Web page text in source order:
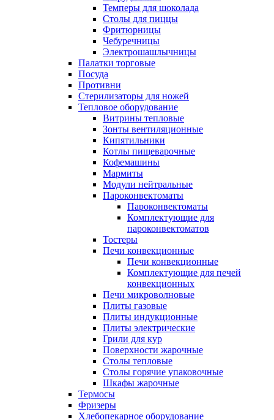
Темперы для шоколада
Столы для пиццы
Фритюрницы
Чебуречницы
Электрошашлычницы
Палатки торговые
Посуда
Противни
Стерилизаторы для ножей
Тепловое оборудование
Витрины тепловые
Зонты вентиляционные
Кипятильники
Котлы пищеварочные
Кофемашины
Мармиты
Модули нейтральные
Пароконвектоматы
Пароконвектоматы
Комплектующие для
пароконвектоматов
Тостеры
Печи конвекционные
Печи конвекционные
Комплектующие для печей
конвекционных
Печи микроволновые
Плиты газовые
Плиты индукционные
Плиты электрические
Грили для кур
Поверхности жарочные
Столы тепловые
Столы горячие упаковочные
Шкафы жарочные
Термосы
Фризеры
Хлебопекарное оборудование